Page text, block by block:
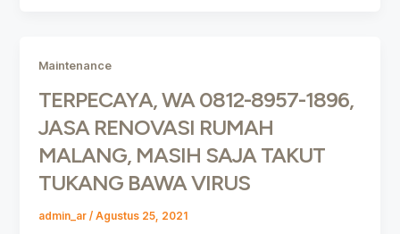
Maintenance
TERPECAYA, WA 0812-8957-1896,
JASA RENOVASI RUMAH
MALANG, MASIH SAJA TAKUT
TUKANG BAWA VIRUS
admin_ar / Agustus 25, 2021